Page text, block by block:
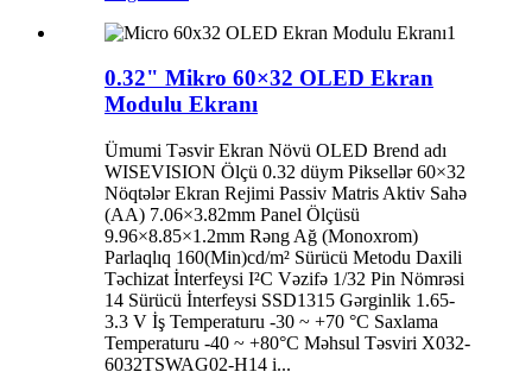
0.32" Mikro 60×32 OLED Ekran
Modulu Ekranı
Ümumi Təsvir Ekran Növü OLED Brend adı
WISEVISION Ölçü 0.32 düym Piksellər 60×32
Nöqtələr Ekran Rejimi Passiv Matris Aktiv Sahə
(AA) 7.06×3.82mm Panel Ölçüsü
9.96×8.85×1.2mm Rəng Ağ (Monoxrom)
Parlaqlıq 160(Min)cd/m² Sürücü Metodu Daxili
Təchizat İnterfeysi I²C Vəzifə 1/32 Pin Nömrəsi
14 Sürücü İnterfeysi SSD1315 Gərginlik 1.65-
3.3 V İş Temperaturu -30 ~ +70 °C Saxlama
Temperaturu -40 ~ +80°C Məhsul Təsviri X032-
6032TSWAG02-H14 i...